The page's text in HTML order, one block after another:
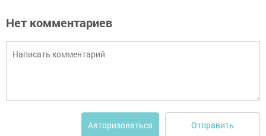
Нет комментариев
Авторизоваться Отправить